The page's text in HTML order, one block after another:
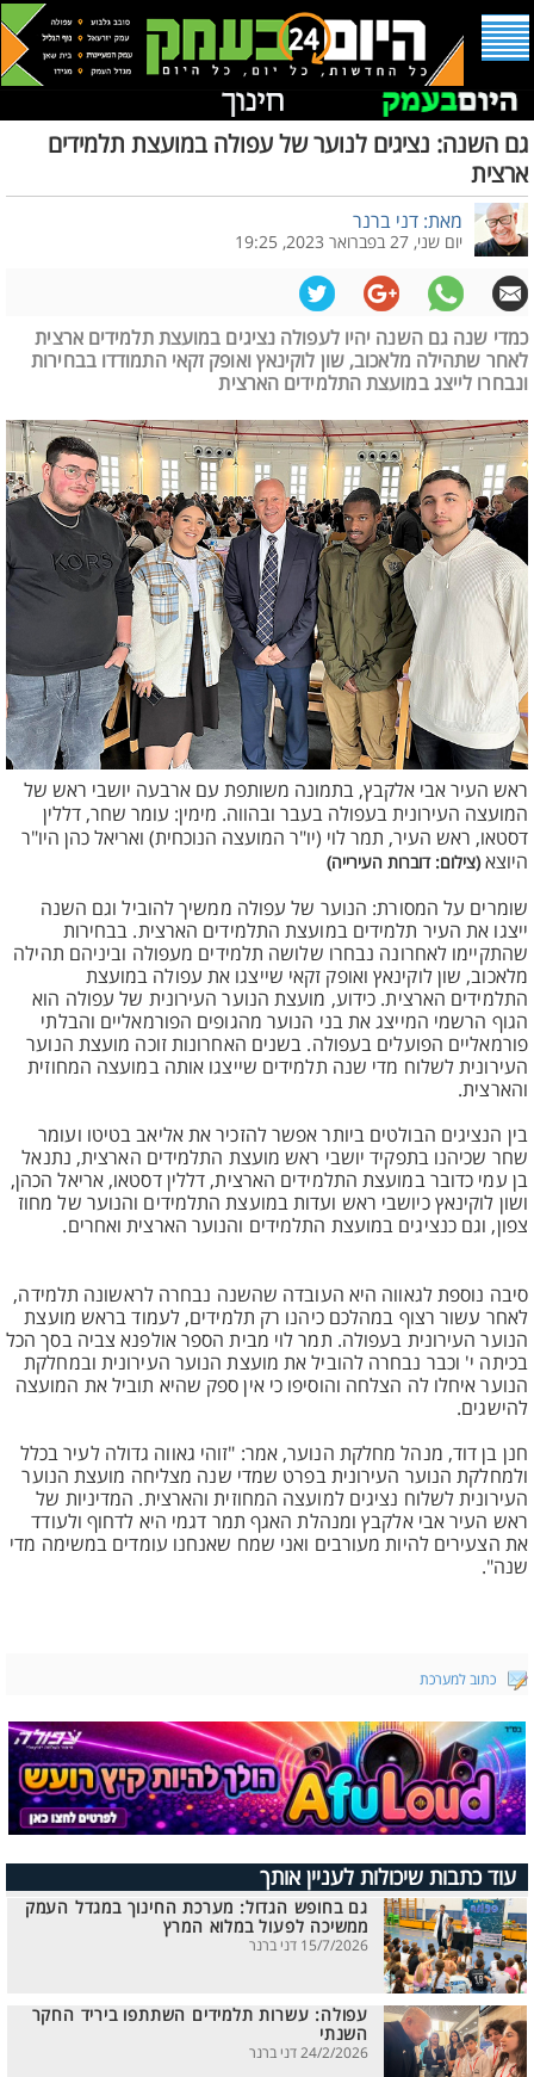
גם השנה: נציגים לנוער של עפולה במועצת תלמידים
ארצית
מאת: דני ברנר
יום שני, 27 בפברואר 2023, 19:25
כמדי שנה גם השנה יהיו לעפולה נציגים במועצת תלמידים ארצית
לאחר שתהילה מלאכוב, שון לוקינאץ ואופק זקאי התמודדו בבחירות
ונבחרו לייצג במועצת התלמידים הארצית
ראש העיר אבי אלקבץ, בתמונה משותפת עם ארבעה יושבי ראש של
המועצה העירונית בעפולה בעבר ובהווה. מימין: עומר שחר, דללין
דסטאו, ראש העיר, תמר לוי (יו"ר המועצה הנוכחית) ואריאל כהן היו"ר
היוצא (צילום: דוברות העירייה)
שומרים על המסורת: הנוער של עפולה ממשיך להוביל וגם השנה
ייצגו את העיר תלמידים במועצת התלמידים הארצית. בבחירות
שהתקיימו לאחרונה נבחרו שלושה תלמידים מעפולה וביניהם תהילה
מלאכוב, שון לוקינאץ ואופק זקאי שייצגו את עפולה במועצת
התלמידים הארצית. כידוע, מועצת הנוער העירונית של עפולה הוא
הגוף הרשמי המייצג את בני הנוער מהגופים הפורמאליים והבלתי
פורמאליים הפועלים בעפולה. בשנים האחרונות זוכה מועצת הנוער
העירונית לשלוח מדי שנה תלמידים שייצגו אותה במועצה המחוזית
והארצית.
בין הנציגים הבולטים ביותר אפשר להזכיר את אליאב בטיטו ועומר
שחר שכיהנו בתפקיד יושבי ראש מועצת התלמידים הארצית, נתנאל
בן עמי כדובר במועצת התלמידים הארצית, דללין דסטאו, אריאל הכהן,
ושון לוקינאץ כיושבי ראש ועדות במועצת התלמידים והנוער של מחוז
צפון, וגם כנציגים במועצת התלמידים והנוער הארצית ואחרים.
סיבה נוספת לגאווה היא העובדה שהשנה נבחרה לראשונה תלמידה,
לאחר עשור רצוף במהלכם כיהנו רק תלמידים, לעמוד בראש מועצת
הנוער העירונית בעפולה. תמר לוי מבית הספר אולפנא צביה בסך הכל
בכיתה י' וכבר נבחרה להוביל את מועצת הנוער העירונית ובמחלקת
הנוער איחלו לה הצלחה והוסיפו כי אין ספק שהיא תוביל את המועצה
להישגים.
חנן בן דוד, מנהל מחלקת הנוער, אמר: "זוהי גאווה גדולה לעיר בכלל
ולמחלקת הנוער העירונית בפרט שמדי שנה מצליחה מועצת הנוער
העירונית לשלוח נציגים למועצה המחוזית והארצית. המדיניות של
ראש העיר אבי אלקבץ ומנהלת האגף תמר דגמי היא לדחוף ולעודד
את הצעירים להיות מעורבים ואני שמח שאנחנו עומדים במשימה מדי
שנה".
כתוב למערכת
עוד כתבות שיכולות לעניין אותך
גם בחופש הגדול: מערכת החינוך במגדל העמק
ממשיכה לפעול במלוא המרץ
15/7/2026 דני ברנר
עפולה: עשרות תלמידים השתתפו ביריד החקר
השנתי
24/2/2026 דני ברנר